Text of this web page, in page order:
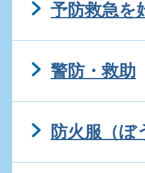
予防救急を
警防・救助
防火服（ぼ